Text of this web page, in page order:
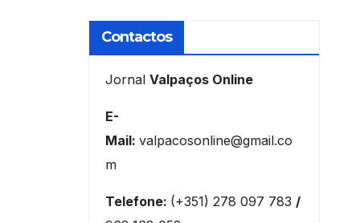
Contactos
Jornal Valpaços Online
E-
Mail: valpacosonline@gmail.co
m
Telefone: (+351) 278 097 783 /